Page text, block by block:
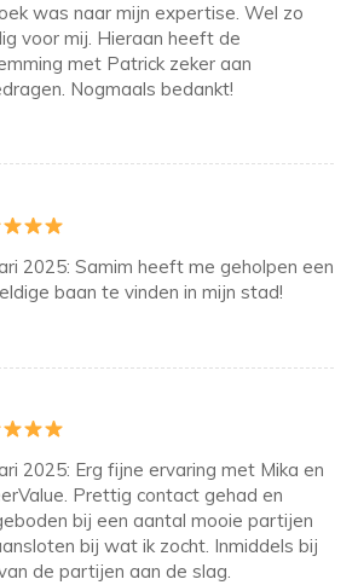
was naar mijn expertise. Wel zo
voor mij. Hieraan heeft de
met Patrick zeker aan
Nogmaals bedankt!
2025: Samim heeft me geholpen een
baan te vinden in mijn stad!
2025: Erg fijne ervaring met Mika en
Prettig contact gehad en
bij een aantal mooie partijen
bij wat ik zocht. Inmiddels bij
de partijen aan de slag.